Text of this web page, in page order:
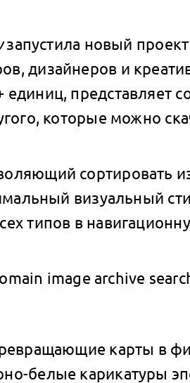
запустила новый
дизайнеров и
представляет
которые можно
сортировать
визуальный
типов в
карты в
белые карикатуры